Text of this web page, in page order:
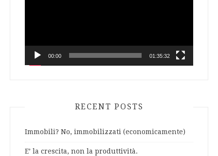
00:00 01:35:32
RECENT POSTS
Immobili? No, immobilizzati (economicamente)
E’ la crescita, non la produttività.